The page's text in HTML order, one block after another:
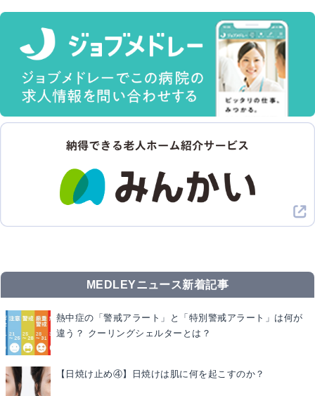
MEDLEYニュース新着記事
熱中症の「警戒アラート」と「特別警戒アラート」は何が
違う？ クーリングシェルターとは？
【日焼け止め④】日焼けは肌に何を起こすのか？